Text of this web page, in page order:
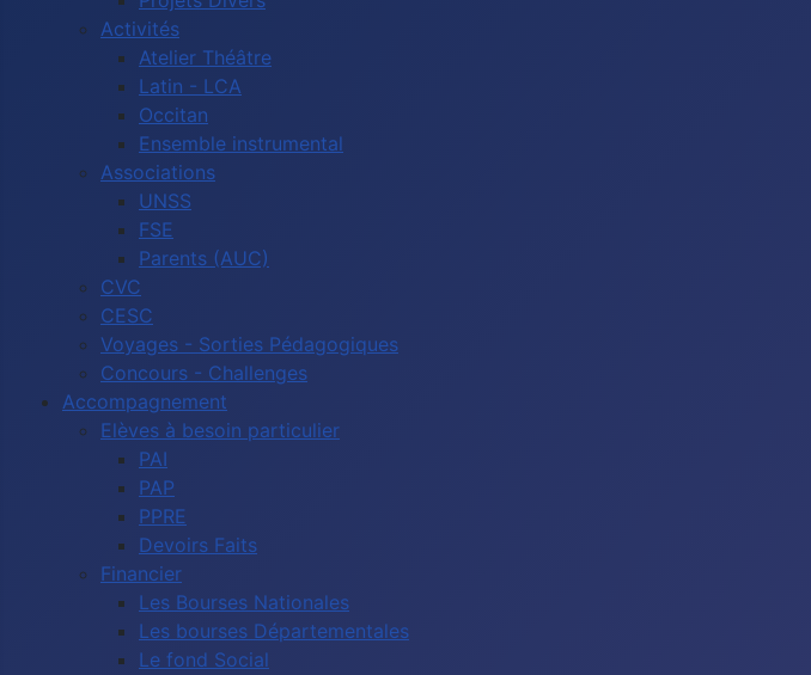
Activités
Atelier Théâtre
Latin - LCA
Occitan
Ensemble instrumental
Associations
UNSS
FSE
Parents (AUC)
CVC
CESC
Voyages - Sorties Pédagogiques
Concours - Challenges
Accompagnement
Elèves à besoin particulier
PAI
PAP
PPRE
Devoirs Faits
Financier
Les Bourses Nationales
Les bourses Départementales
Le fond Social